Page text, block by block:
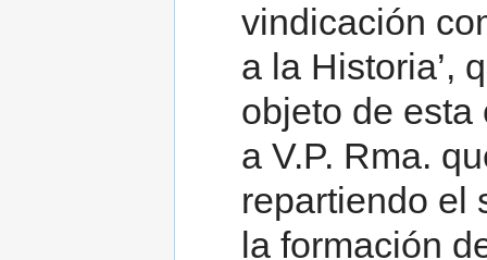
vindicación
a la Historia’,
objeto de esta
a V.P. Rma.
repartiendo el
la formación